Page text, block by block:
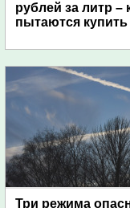
рублей за литр –
пытаются купить
Три режима